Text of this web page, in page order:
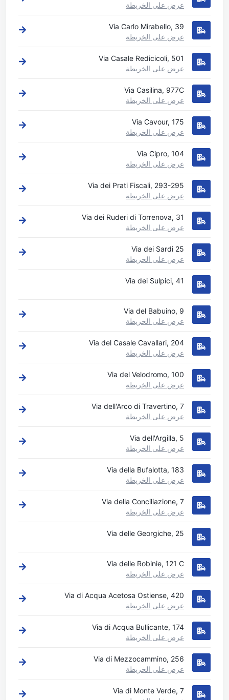
عرض على الخريطة
Via Carlo Mirabello, 39
عرض على الخريطة
Via Casale Redicicoli, 501
عرض على الخريطة
Via Casilina, 977C
عرض على الخريطة
Via Cavour, 175
عرض على الخريطة
Via Cipro, 104
عرض على الخريطة
Via dei Prati Fiscali, 293-295
عرض على الخريطة
Via dei Ruderi di Torrenova, 31
عرض على الخريطة
Via dei Sardi 25
عرض على الخريطة
Via dei Sulpici, 41
Via del Babuino, 9
عرض على الخريطة
Via del Casale Cavallari, 204
عرض على الخريطة
Via del Velodromo, 100
عرض على الخريطة
Via dell'Arco di Travertino, 7
عرض على الخريطة
Via dell'Argilla, 5
عرض على الخريطة
Via della Bufalotta, 183
عرض على الخريطة
Via della Conciliazione, 7
عرض على الخريطة
Via delle Georgiche, 25
Via delle Robinie, 121 C
عرض على الخريطة
Via di Acqua Acetosa Ostiense, 420
عرض على الخريطة
Via di Acqua Bullicante, 174
عرض على الخريطة
Via di Mezzocammino, 256
عرض على الخريطة
Via di Monte Verde, 7